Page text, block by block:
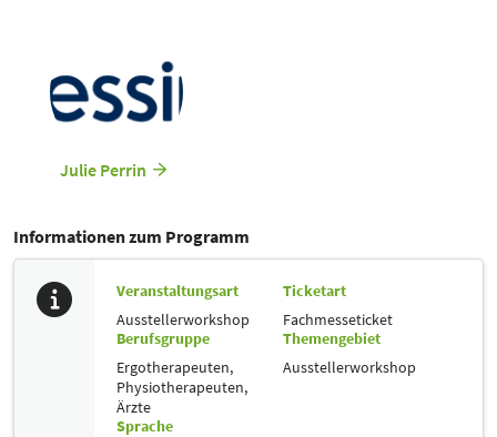
Rehabilitationsmethoden – und so einen ganzheitlichen und
umfassenden Ansatz zur Patientenversorgung ermöglichen.
Julie Perrin
Informationen zum Programm
Veranstaltungsart
Ausstellerworkshop
Ticketart
Fachmesseticket
Berufsgruppe
Ergotherapeuten,
Physiotherapeuten,
Ärzte
Themengebiet
Ausstellerworkshop
Sprache